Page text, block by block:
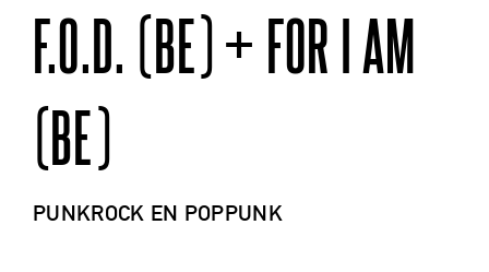
F.O.D. (BE) + FOR I AM
(BE)
PUNKROCK EN POPPUNK